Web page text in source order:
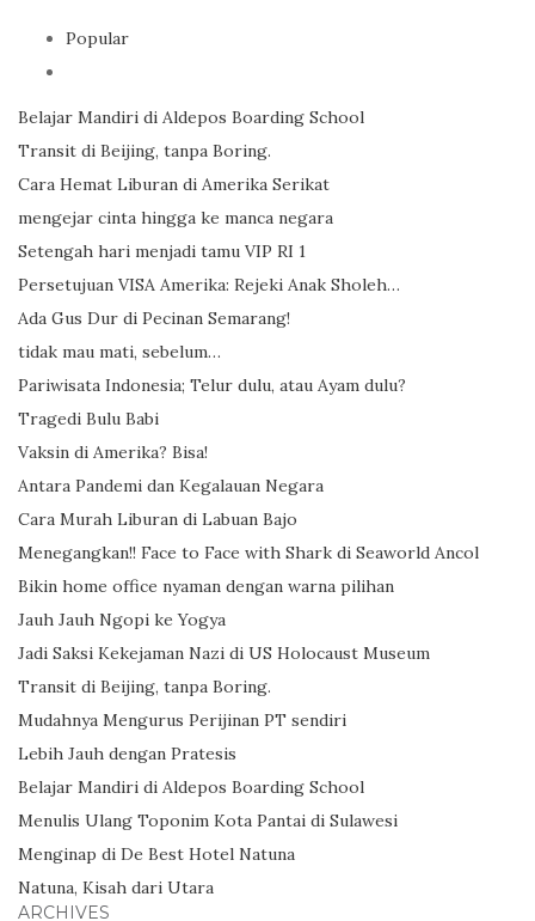
Popular
Belajar Mandiri di Aldepos Boarding School
Transit di Beijing, tanpa Boring.
Cara Hemat Liburan di Amerika Serikat
mengejar cinta hingga ke manca negara
Setengah hari menjadi tamu VIP RI 1
Persetujuan VISA Amerika: Rejeki Anak Sholeh…
Ada Gus Dur di Pecinan Semarang!
tidak mau mati, sebelum…
Pariwisata Indonesia; Telur dulu, atau Ayam dulu?
Tragedi Bulu Babi
Vaksin di Amerika? Bisa!
Antara Pandemi dan Kegalauan Negara
Cara Murah Liburan di Labuan Bajo
Menegangkan!! Face to Face with Shark di Seaworld Ancol
Bikin home office nyaman dengan warna pilihan
Jauh Jauh Ngopi ke Yogya
Jadi Saksi Kekejaman Nazi di US Holocaust Museum
Transit di Beijing, tanpa Boring.
Mudahnya Mengurus Perijinan PT sendiri
Lebih Jauh dengan Pratesis
Belajar Mandiri di Aldepos Boarding School
Menulis Ulang Toponim Kota Pantai di Sulawesi
Menginap di De Best Hotel Natuna
Natuna, Kisah dari Utara
ARCHIVES